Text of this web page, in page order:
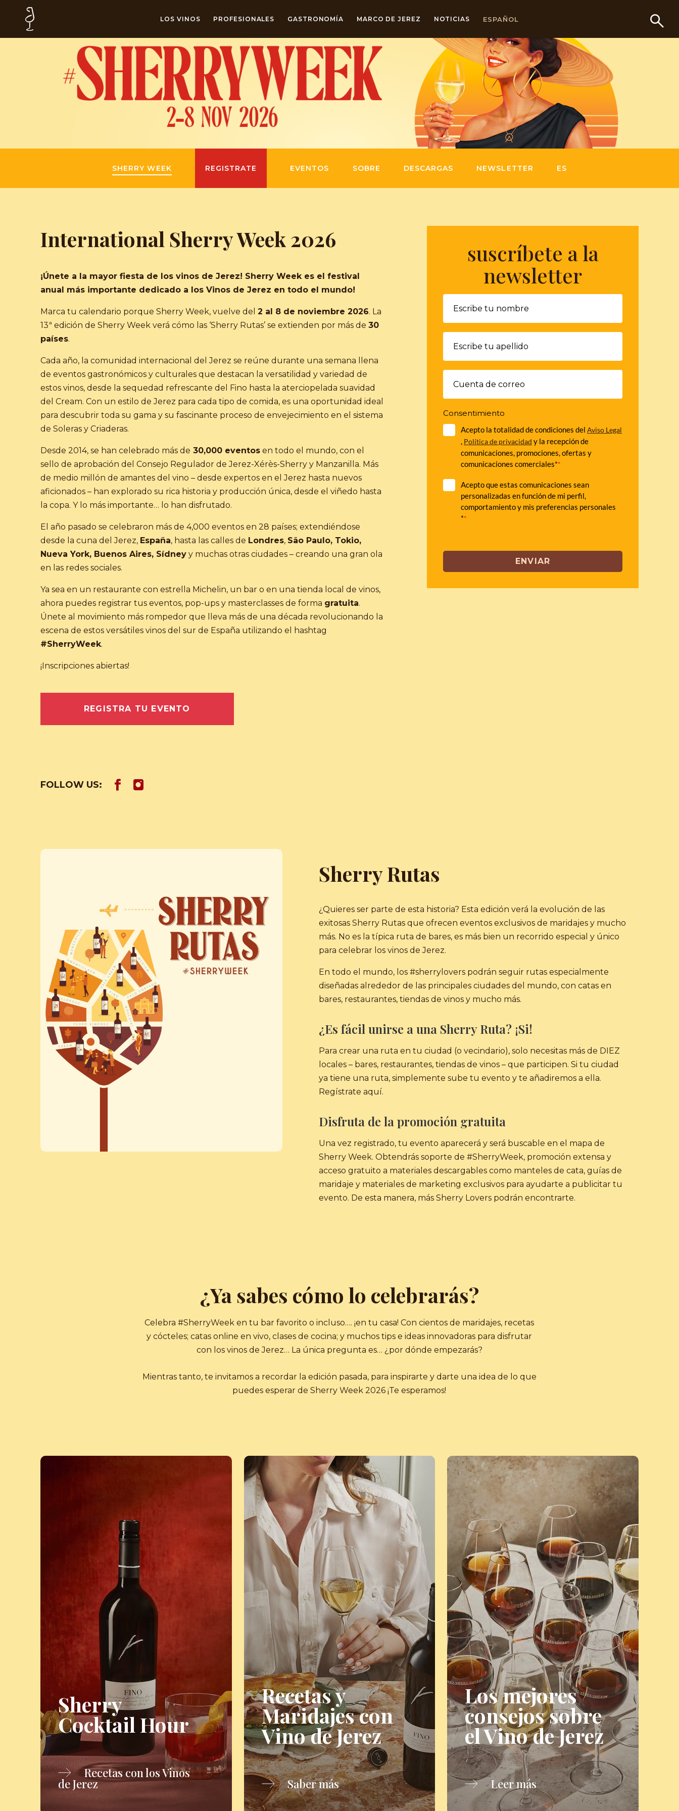
LOS VINOS PROFESIONALES GASTRONOMÍA MARCO DE JEREZ NOTICIAS ESPAÑOL
SHERRY WEEK REGISTRATE EVENTOS SOBRE DESCARGAS NEWSLETTER ES
International Sherry Week 2026
¡Únete a la mayor fiesta de los vinos de Jerez! Sherry Week es el festival
anual más importante dedicado a los Vinos de Jerez en todo el mundo!
Marca tu calendario porque Sherry Week, vuelve del 2 al 8 de noviembre 2026. La
13ª edición de Sherry Week verá cómo las ‘Sherry Rutas’ se extienden por más de 30
países.
Cada año, la comunidad internacional del Jerez se reúne durante una semana llena
de eventos gastronómicos y culturales que destacan la versatilidad y variedad de
estos vinos, desde la sequedad refrescante del Fino hasta la aterciopelada suavidad
del Cream. Con un estilo de Jerez para cada tipo de comida, es una oportunidad ideal
para descubrir toda su gama y su fascinante proceso de envejecimiento en el sistema
de Soleras y Criaderas.
Desde 2014, se han celebrado más de 30,000 eventos en todo el mundo, con el
sello de aprobación del Consejo Regulador de Jerez-Xérès-Sherry y Manzanilla. Más
de medio millón de amantes del vino – desde expertos en el Jerez hasta nuevos
aficionados – han explorado su rica historia y producción única, desde el viñedo hasta
la copa. Y lo más importante… lo han disfrutado.
El año pasado se celebraron más de 4,000 eventos en 28 países; extendiéndose
desde la cuna del Jerez, España, hasta las calles de Londres, São Paulo, Tokio,
Nueva York, Buenos Aires, Sídney y muchas otras ciudades – creando una gran ola
en las redes sociales.
Ya sea en un restaurante con estrella Michelin, un bar o en una tienda local de vinos,
ahora puedes registrar tus eventos, pop-ups y masterclasses de forma gratuita.
Únete al movimiento más rompedor que lleva más de una década revolucionando la
escena de estos versátiles vinos del sur de España utilizando el hashtag
#SherryWeek.
¡Inscripciones abiertas!
REGISTRA TU EVENTO
FOLLOW US:
suscríbete a la
newsletter
Consentimiento
Acepto la totalidad de condiciones delAviso Legal
, Política de privacidad y la recepción de
comunicaciones, promociones, ofertas y
comunicaciones comerciales**
Acepto que estas comunicaciones sean
personalizadas en función de mi perfil,
comportamiento y mis preferencias personales
**
ENVIAR
Sherry Rutas
¿Quieres ser parte de esta historia? Esta edición verá la evolución de las
exitosas Sherry Rutas que ofrecen eventos exclusivos de maridajes y mucho
más. No es la típica ruta de bares, es más bien un recorrido especial y único
para celebrar los vinos de Jerez.
En todo el mundo, los #sherrylovers podrán seguir rutas especialmente
diseñadas alrededor de las principales ciudades del mundo, con catas en
bares, restaurantes, tiendas de vinos y mucho más.
¿Es fácil unirse a una Sherry Ruta? ¡Si!
Para crear una ruta en tu ciudad (o vecindario), solo necesitas más de DIEZ
locales – bares, restaurantes, tiendas de vinos – que participen. Si tu ciudad
ya tiene una ruta, simplemente sube tu evento y te añadiremos a ella.
Regístrate aquí.
Disfruta de la promoción gratuita
Una vez registrado, tu evento aparecerá y será buscable en el mapa de
Sherry Week. Obtendrás soporte de #SherryWeek, promoción extensa y
acceso gratuito a materiales descargables como manteles de cata, guías de
maridaje y materiales de marketing exclusivos para ayudarte a publicitar tu
evento. De esta manera, más Sherry Lovers podrán encontrarte.
¿Ya sabes cómo lo celebrarás?
Celebra #SherryWeek en tu bar favorito o incluso…. ¡en tu casa! Con cientos de maridajes, recetas
y cócteles; catas online en vivo, clases de cocina; y muchos tips e ideas innovadoras para disfrutar
con los vinos de Jerez… La única pregunta es… ¿por dónde empezarás?
Mientras tanto, te invitamos a recordar la edición pasada, para inspirarte y darte una idea de lo que
puedes esperar de Sherry Week 2026 ¡Te esperamos!
Sherry
Cocktail Hour
Recetas con los Vinos
de Jerez
Recetas y
Maridajes con
Vino de Jerez
Saber más
Los mejores
consejos sobre
el Vino de Jerez
Leer más